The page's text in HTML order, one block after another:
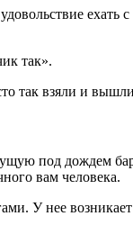
так».
так взяли и
под дождем
вам человека.
У нее